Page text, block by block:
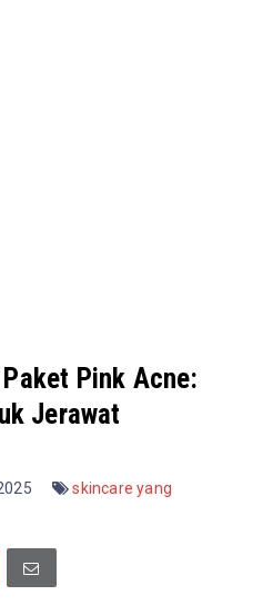
Pink Acne:
Jerawat
skincare yang